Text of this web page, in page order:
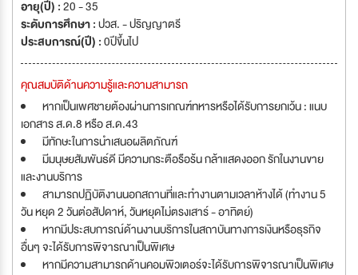
อายุ(ปี) :20 - 35
ระดับการศึกษา :ปวส. - ปริญญาตรี
ประสบการณ์(ปี) :0ปีขึ้นไป
คุณสมบัติด้านความรู้และความสามารถ
หากเป็นเพศชายต้องผ่านการเกณฑ์ทหารหรือได้รับการยกเว้น : แนบ
เอกสาร ส.ด.8 หรือ ส.ด.43
มีทักษะในการนำเสนอผลิตภัณฑ์
มีมนุษยสัมพันธ์ดี มีความกระตือรือร้น กล้าแสดงออก รักในงานขาย
และงานบริการ
สามารถปฏิบัติงานนอกสถานที่และทำงานตามเวลาห้างได้ (ทำงาน 5
วัน หยุด 2 วันต่อสัปดาห์, วันหยุดไม่ตรงเสาร์ - อาทิตย์)
หากมีประสบการณ์ด้านงานบริการในสถาบันทางการเงินหรือธุรกิจ
อื่นๆ จะได้รับการพิจารณาเป็นพิเศษ
หากมีความสามารถด้านคอมพิวเตอร์จะได้รับการพิจารณาเป็นพิเศษ